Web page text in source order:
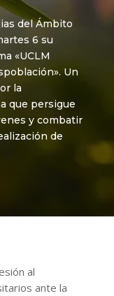
del Ámbito
6 su
«UCLM
Un
la
que persigue
y combatir
de
al
ante la